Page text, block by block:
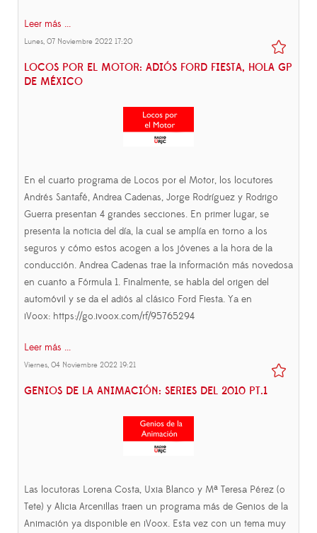
Leer más ...
Lunes, 07 Noviembre 2022 17:20
LOCOS POR EL MOTOR: ADIÓS FORD FIESTA, HOLA GP
DE MÉXICO
En el cuarto programa de Locos por el Motor, los locutores
Andrés Santafé, Andrea Cadenas, Jorge Rodríguez y Rodrigo
Guerra presentan 4 grandes secciones. En primer lugar, se
presenta la noticia del día, la cual se amplía en torno a los
seguros y cómo estos acogen a los jóvenes a la hora de la
conducción. Andrea Cadenas trae la información más novedosa
en cuanto a Fórmula 1. Finalmente, se habla del origen del
automóvil y se da el adiós al clásico Ford Fiesta. Ya en
iVoox: https://go.ivoox.com/rf/95765294
Leer más ...
Viernes, 04 Noviembre 2022 19:21
GENIOS DE LA ANIMACIÓN: SERIES DEL 2010 PT.1
Las locutoras Lorena Costa, Uxia Blanco y Mª Teresa Pérez (o
Tete) y Alicia Arcenillas traen un programa más de Genios de la
Animación ya disponible en iVoox. Esta vez con un tema muy